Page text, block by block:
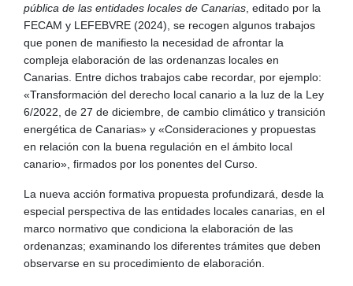
pública de las entidades locales de Canarias , editado por la
FECAM y LEFEBVRE (2024), se recogen algunos trabajos
que ponen de manifiesto la necesidad de afrontar la
compleja elaboración de las ordenanzas locales en
Canarias. Entre dichos trabajos cabe recordar, por ejemplo:
«Transformación del derecho local canario a la luz de la Ley
6/2022, de 27 de diciembre, de cambio climático y transición
energética de Canarias» y «Consideraciones y propuestas
en relación con la buena regulación en el ámbito local
canario», firmados por los ponentes del Curso.
La nueva acción formativa propuesta profundizará, desde la
especial perspectiva de las entidades locales canarias, en el
marco normativo que condiciona la elaboración de las
ordenanzas; examinando los diferentes trámites que deben
observarse en su procedimiento de elaboración.